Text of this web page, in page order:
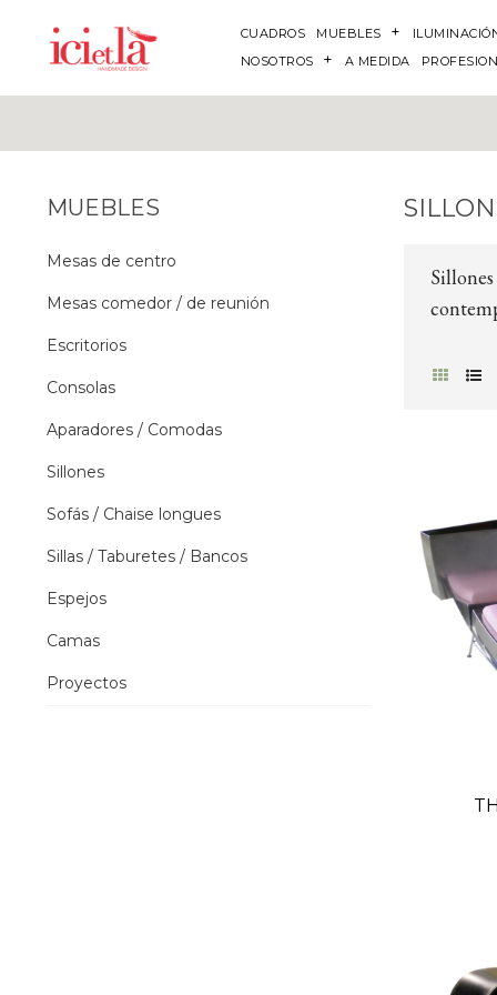
CUADROS MUEBLES
NOSOTROS
A MEDIDA
MUEBLES
Mesas de centro
Mesas comedor / de reunión
Escritorios
Consolas
Aparadores / Comodas
Sillones
Sofás / Chaise longues
Sillas / Taburetes / Bancos
Espejos
Camas
Proyectos